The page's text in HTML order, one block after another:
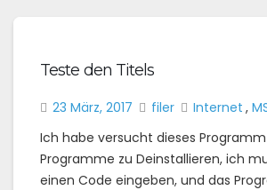
Teste den Titels
23 März, 2017 filer Internet ,
Ich habe versucht dieses
Programme zu Deinstallieren, ich
einen Code eingeben, und das